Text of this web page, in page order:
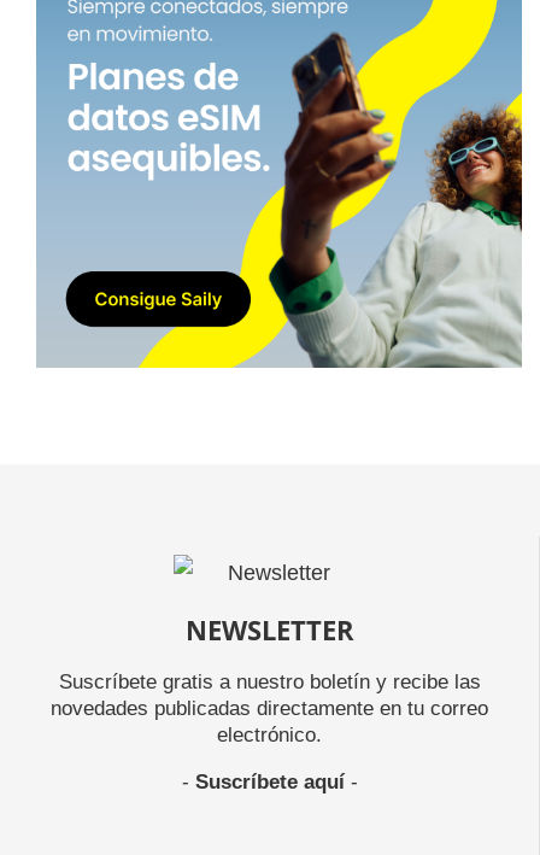
NEWSLETTER
Suscríbete gratis a nuestro boletín y recibe las
novedades publicadas directamente en tu correo
electrónico.
- Suscríbete aquí-